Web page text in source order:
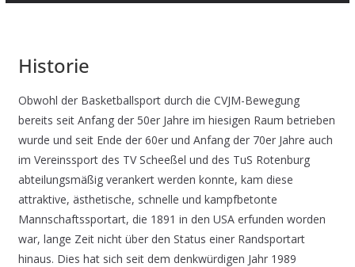
Historie
Obwohl der Basketballsport durch die CVJM-Bewegung
bereits seit Anfang der 50er Jahre im hiesigen Raum betrieben
wurde und seit Ende der 60er und Anfang der 70er Jahre auch
im Vereinssport des TV Scheeßel und des TuS Rotenburg
abteilungsmäßig verankert werden konnte, kam diese
attraktive, ästhetische, schnelle und kampfbetonte
Mannschaftssportart, die 1891 in den USA erfunden worden
war, lange Zeit nicht über den Status einer Randsportart
hinaus. Dies hat sich seit dem denkwürdigen Jahr 1989